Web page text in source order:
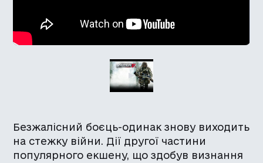
Безжалісний боєць-одинак знову виходить
на стежку війни. Дії другої частини
популярного екшену, що здобув визнання